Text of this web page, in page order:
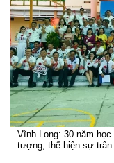
Vĩnh Long: 30 năm
tượng, thể hiện sự